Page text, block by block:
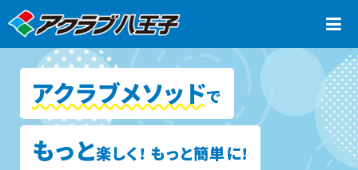
アクラブメソッドで
もっと楽しく! もっと簡単に!